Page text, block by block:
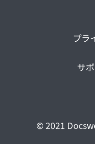
プラ
サ
© 2021